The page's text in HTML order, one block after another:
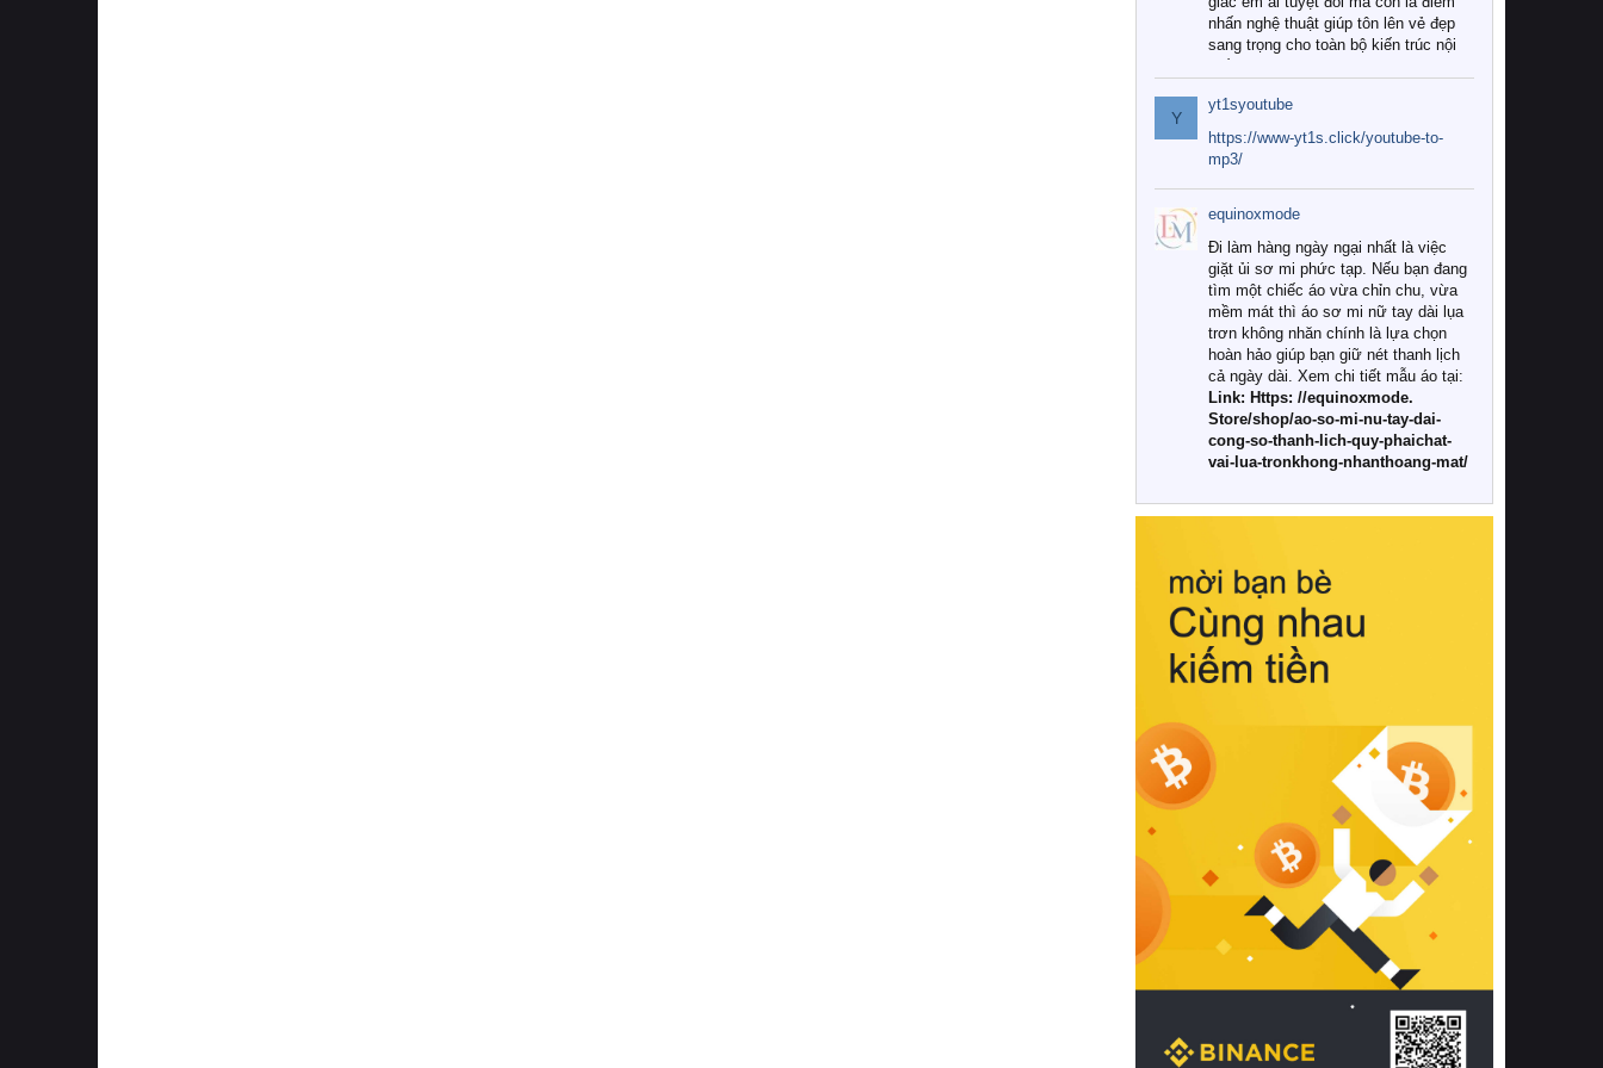
nhấn nghệ thuật giúp tôn lên vẻ đẹp
sang trọng cho toàn bộ kiến trúc nội
Tuy nhiên, giữa thị trường đa dạng
với vô vàn thương hiệu và mẫu mã
như hiện nay, làm thế nào để chọn
được những bộ chăn ga gối đệm cao
cấp thực sự chất lượng, phù hợp với
khí hậu và nhu cầu sử dụng của gia
đình? Hãy cùng chúng tôi đi tìm lời
giải đáp chi tiết qua bài viết dưới đây.
1. Tại sao các gia đình hiện đại lại ưa
chuộng chăn ga gối đệm cao cấp?
Khác với các dòng sản phẩm thông
thường, những bộ chăn ga gối đệm
cao cấp trải qua quy trình sản xuất
nghiêm ngặt từ khâu chọn lọc nguyên
liệu tự nhiên đến công nghệ dệt
nhuộm hiện đại không chứa hóa chất
này, bạn sẽ cảm nhận rõ rệt sự khác
hồi chuẩn xác của phần đệm nâng đỡ
cột sống.
Bên cạnh đó, việc lựa chọn các dòng
sản phẩm đạt chuẩn chất lượng quốc
tế còn giúp ngăn ngừa tình trạng kích
khuẩn và nấm mốc trong điều kiện
thời tiết nóng ẩm. Bạn có thể tìm hiểu
thêm các nghiên cứu khoa học về tác
động của giấc ngủ và môi trường
phòng ngủ đối với sức khỏe con
người tại Sleep Foundation (External
Link) để có cái nhìn toàn diện hơn.
2. Các tiêu chí vàng khi lựa chọn
chăn ga gối đệm cao cấp cho phòng
ngủ
Để sở hữu một bộ chăn ga gối đệm
cao cấp hoàn hảo cả về thẩm mỹ lẫn
công năng, người tiêu dùng cần cân
nhắc kỹ lưỡng các tiêu chí quan trọng
Y
yt1syoutube
https://www-yt1s.click/youtube-to-
mp3/
equinoxmode
Đi làm hàng ngày ngại nhất là việc
giặt ủi sơ mi phức tạp. Nếu bạn đang
tìm một chiếc áo vừa chỉn chu, vừa
mềm mát thì áo sơ mi nữ tay dài lụa
trơn không nhăn chính là lựa chọn
hoàn hảo giúp bạn giữ nét thanh lịch
cả ngày dài. Xem chi tiết mẫu áo tại:
Link: Https: //equinoxmode.
Store/shop/ao-so-mi-nu-tay-dai-
cong-so-thanh-lich-quy-phaichat-
vai-lua-tronkhong-nhanthoang-mat/